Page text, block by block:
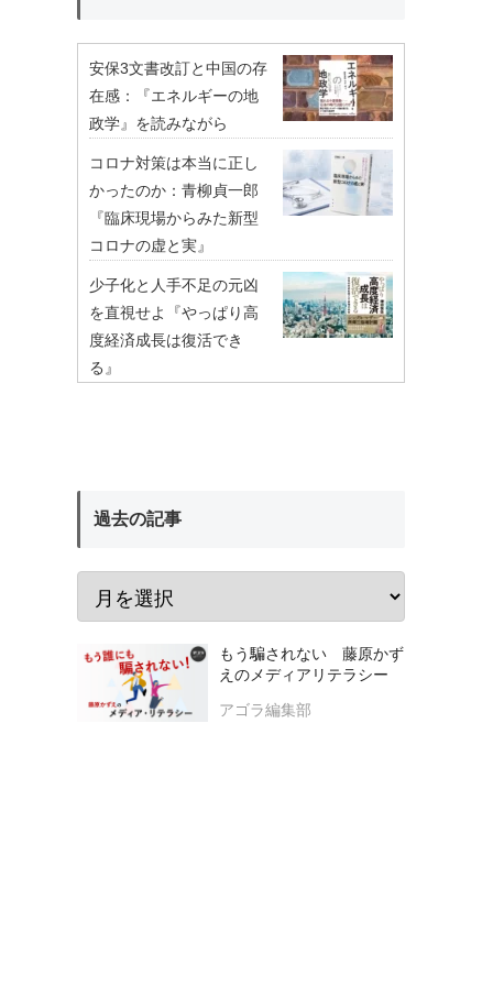
安保3文書改訂と中国の存
在感：『エネルギーの地
政学』を読みながら
コロナ対策は本当に正し
かったのか：青柳貞一郎
『臨床現場からみた新型
コロナの虚と実』
少子化と人手不足の元凶
を直視せよ『やっぱり高
度経済成長は復活でき
る』
過去の記事
もう騙されない 藤原かず
えのメディアリテラシー
アゴラ編集部